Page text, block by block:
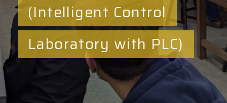
(Intelligent Control
Laboratory with PLC)